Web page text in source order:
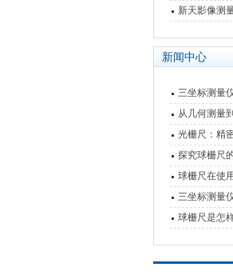
从开机到出
新天影像测
新闻中心
三坐标测量
原理、分类
讲清
从几何测量
握万濠影像
心能力
光栅尺：精
探究球栅尺
球栅尺在使
备工作？
三坐标测量
的，功能有
球栅尺是怎